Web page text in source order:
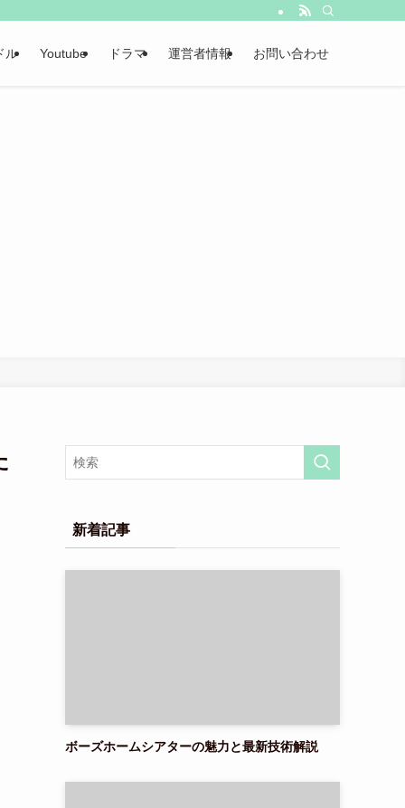
ル Youtube ドラマ 運営者情報 お問い合わせ
新着記事
ボーズホームシアターの魅力と最新技術解説